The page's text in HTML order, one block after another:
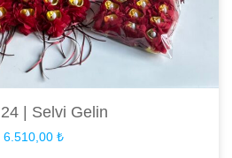
| Selvi Gelin
6.510,00 ₺